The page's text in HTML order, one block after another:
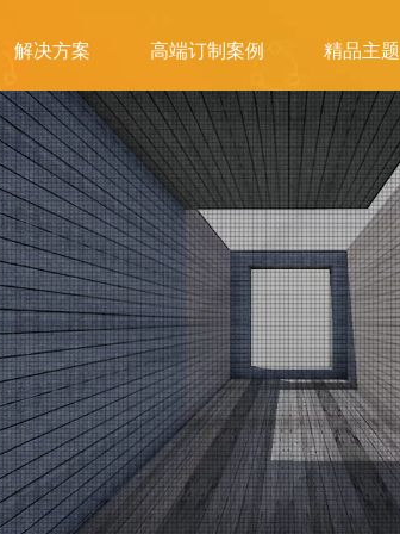
解决方案 高端订制案例 精品主题